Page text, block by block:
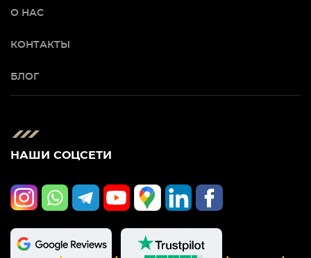
О НАС
КОНТАКТЫ
БЛОГ
НАШИ СОЦСЕТИ